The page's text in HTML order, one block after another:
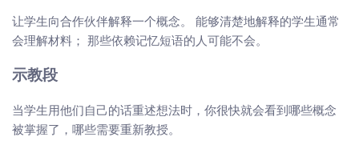
让学生向合作伙伴解释一个概念。 能够清楚地解释的学生通常
会理解材料； 那些依赖记忆短语的人可能不会。
示教段
当学生用他们自己的话重述想法时，你很快就会看到哪些概念
被掌握了，哪些需要重新教授。